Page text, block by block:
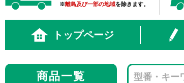
※離島及び一部の地域を除きます。
トップページ
商品一覧